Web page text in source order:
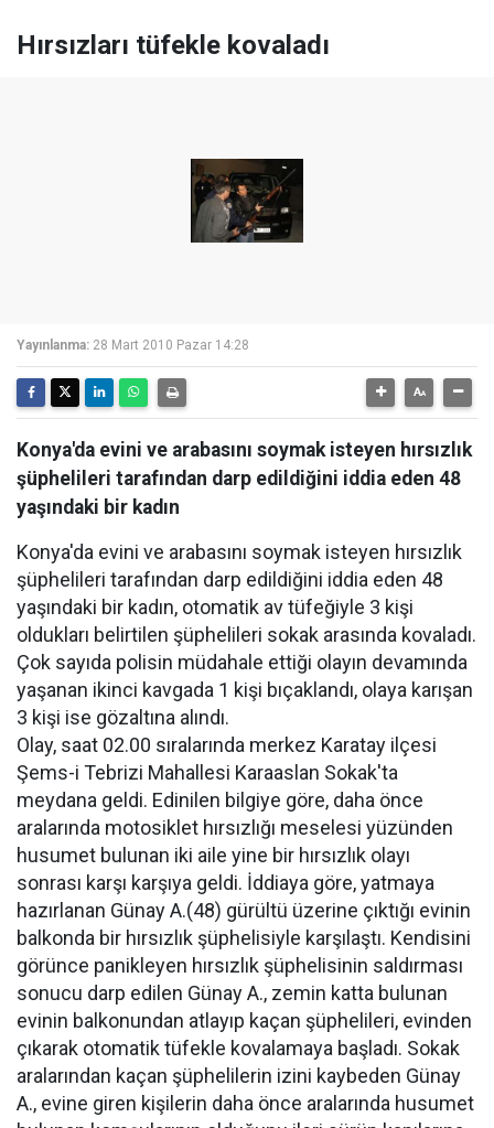
Hırsızları tüfekle kovaladı
Yayınlanma: 28 Mart 2010 Pazar 14:28
Konya'da evini ve arabasını soymak isteyen hırsızlık
şüphelileri tarafından darp edildiğini iddia eden 48
yaşındaki bir kadın
Konya'da evini ve arabasını soymak isteyen hırsızlık
şüphelileri tarafından darp edildiğini iddia eden 48
yaşındaki bir kadın, otomatik av tüfeğiyle 3 kişi
oldukları belirtilen şüphelileri sokak arasında kovaladı.
Çok sayıda polisin müdahale ettiği olayın devamında
yaşanan ikinci kavgada 1 kişi bıçaklandı, olaya karışan
3 kişi ise gözaltına alındı.
Olay, saat 02.00 sıralarında merkez Karatay ilçesi
Şems-i Tebrizi Mahallesi Karaaslan Sokak'ta
meydana geldi. Edinilen bilgiye göre, daha önce
aralarında motosiklet hırsızlığı meselesi yüzünden
husumet bulunan iki aile yine bir hırsızlık olayı
sonrası karşı karşıya geldi. İddiaya göre, yatmaya
hazırlanan Günay A.(48) gürültü üzerine çıktığı evinin
balkonda bir hırsızlık şüphelisiyle karşılaştı. Kendisini
görünce panikleyen hırsızlık şüphelisinin saldırması
sonucu darp edilen Günay A., zemin katta bulunan
evinin balkonundan atlayıp kaçan şüphelileri, evinden
çıkarak otomatik tüfekle kovalamaya başladı. Sokak
aralarından kaçan şüphelilerin izini kaybeden Günay
A., evine giren kişilerin daha önce aralarında husumet